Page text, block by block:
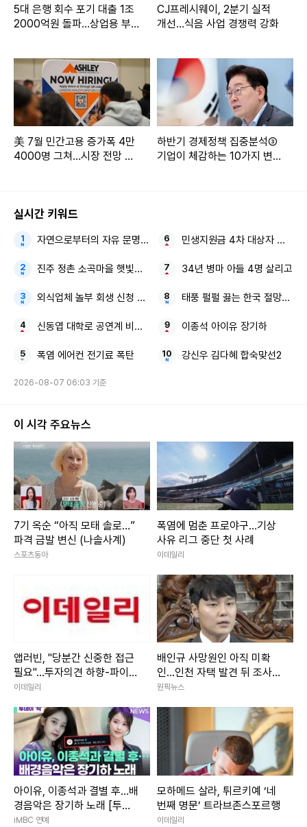
5대 은행 회수 포기 대출 1조
2000억원 돌파…상업용 부
CJ프레시웨이, 2분기 실적
개선…식음 사업 경쟁력 강화
美 7월 민간고용 증가폭 4만
4000명 그쳐…시장 전망 하
하반기 경제정책 집중분석③
기업이 체감하는 10가지 변
실시간 키워드
자연으로부터의 자유 문명이 부른 지구의 위기
진주 정촌 소곡마을 햇빛소득마을
외식업체 놀부 회생 신청 尹 전 대통령 전속사진가
신동엽 대학로 공연계 비하 논란
폭염 에어컨 전기료 폭탄
민생지원금 4차 대상자 전국
34년 병마 아들 4명 살리고
태풍 펄펄 끓는 한국 절망적인
이종석 아이유 장기하
강신우 김다혜 합숙맞선2
2026-08-07 06:03 기준
이 시각 주요뉴스
7기 옥순 “아직 모태 솔로…”
파격 금발 변신 (나솔사계)
스포츠동아
폭염에 멈춘 프로야구…기상
사유 리그 중단 첫 사례
이데일리
앱러빈, "당분간 신중한 접근
필요"...투자의견 하향-파이퍼
샌들러
이데일리
배인규 사망원인 아직 미확
인...인천 자택 발견 뒤 조사
진행
원픽뉴스
아이유, 이종석과 결별 후…배
경음악은 장기하 노래 [투데
이픽]
iMBC 연예
모하메드 살라, 튀르키예 ‘네
번째 명문’ 트라브존스포르행
이데일리